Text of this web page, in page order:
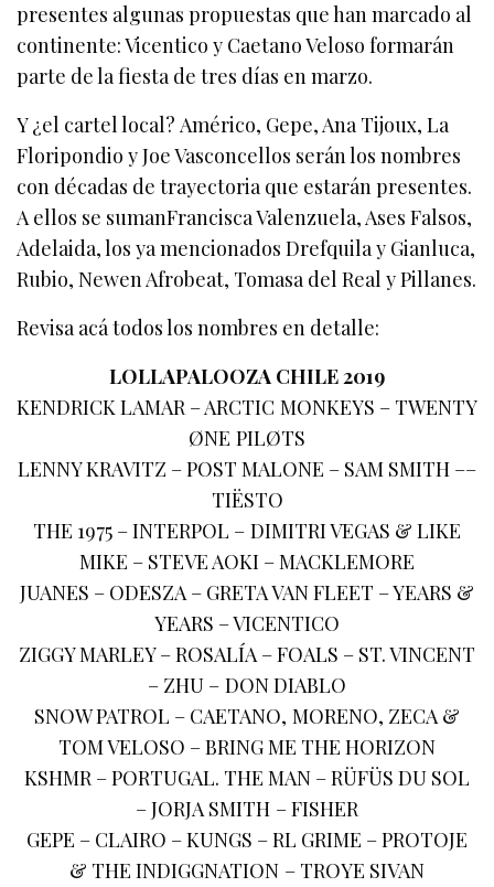
presentes algunas propuestas que han marcado al
continente: Vicentico y Caetano Veloso formarán
parte de la fiesta de tres días en marzo.
Y ¿el cartel local? Américo, Gepe, Ana Tijoux, La
Floripondio y Joe Vasconcellos serán los nombres
con décadas de trayectoria que estarán presentes.
A ellos se sumanFrancisca Valenzuela, Ases Falsos,
Adelaida, los ya mencionados Drefquila y Gianluca,
Rubio, Newen Afrobeat, Tomasa del Real y Pillanes.
Revisa acá todos los nombres en detalle:
LOLLAPALOOZA CHILE 2019
KENDRICK LAMAR – ARCTIC MONKEYS – TWENTY
ØNE PILØTS
LENNY KRAVITZ – POST MALONE – SAM SMITH ––
TIËSTO
THE 1975 – INTERPOL – DIMITRI VEGAS & LIKE
MIKE – STEVE AOKI – MACKLEMORE
JUANES – ODESZA – GRETA VAN FLEET – YEARS &
YEARS – VICENTICO
ZIGGY MARLEY – ROSALÍA – FOALS – ST. VINCENT
– ZHU – DON DIABLO
SNOW PATROL – CAETANO, MORENO, ZECA &
TOM VELOSO – BRING ME THE HORIZON
KSHMR – PORTUGAL. THE MAN – RÜFÜS DU SOL
– JORJA SMITH – FISHER
GEPE – CLAIRO – KUNGS – RL GRIME – PROTOJE
& THE INDIGGNATION – TROYE SIVAN